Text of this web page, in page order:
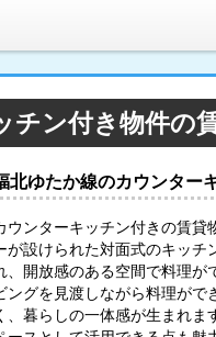
ン付き物件の
北ゆたか線のカウンター
ウンターキッチン付きの賃貸
が設けられた対面式のキッチ
、開放感のある空間で料理が
ングを見渡しながら料理が
、暮らしの一体感が生まれ